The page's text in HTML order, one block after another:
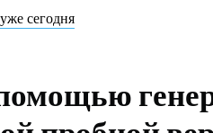
сегодня